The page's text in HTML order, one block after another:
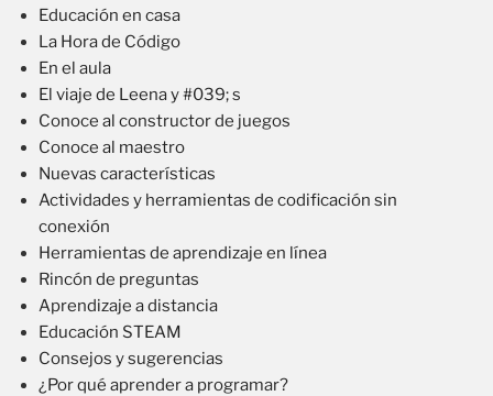
Educación en casa
La Hora de Código
En el aula
El viaje de Leena y #039; s
Conoce al constructor de juegos
Conoce al maestro
Nuevas características
Actividades y herramientas de codificación sin
conexión
Herramientas de aprendizaje en línea
Rincón de preguntas
Aprendizaje a distancia
Educación STEAM
Consejos y sugerencias
¿Por qué aprender a programar?